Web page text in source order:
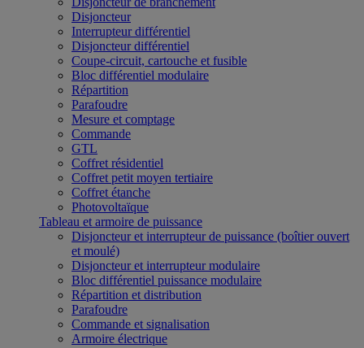
Disjoncteur
Interrupteur différentiel
Disjoncteur différentiel
Coupe-circuit, cartouche et fusible
Bloc différentiel modulaire
Répartition
Parafoudre
Mesure et comptage
Commande
GTL
Coffret résidentiel
Coffret petit moyen tertiaire
Coffret étanche
Photovoltaïque
Tableau et armoire de puissance
Disjoncteur et interrupteur de puissance (boîtier ouvert
et moulé)
Disjoncteur et interrupteur modulaire
Bloc différentiel puissance modulaire
Répartition et distribution
Parafoudre
Commande et signalisation
Armoire électrique